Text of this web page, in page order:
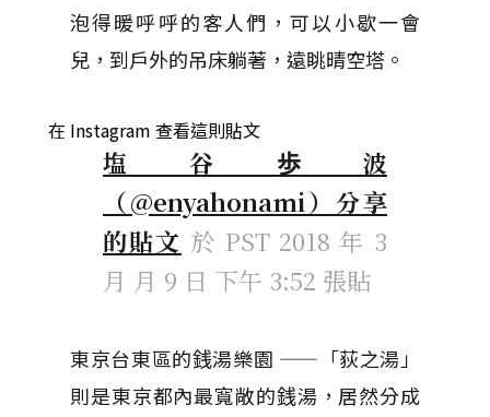
泡得暖呼呼的客人們，可以小歇一會
兒，到戶外的吊床躺著，遠眺晴空塔。
在 Instagram 查看這則貼文
塩谷歩波
（@enyahonami）分享
的貼文 於 PST 2018 年 3
月 月 9 日 下午 3:52 張貼
東京台東區的銭湯樂園 ——「荻之湯」
則是東京都內最寬敞的銭湯，居然分成